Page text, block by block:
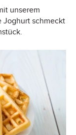
unserem
Joghurt schmeckt